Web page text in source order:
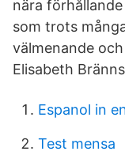
nära
som trots
välmenande
Elisabeth
Espanol in
Test mensa